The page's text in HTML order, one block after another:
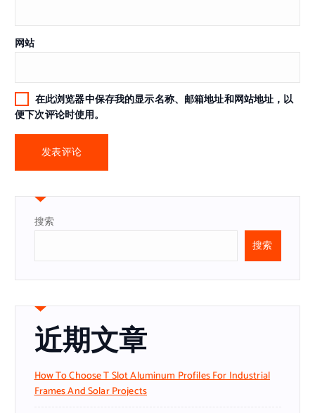
网站
在此浏览器中保存我的显示名称、邮箱地址和网站地址，以
便下次评论时使用。
搜索
搜索
近期文章
How To Choose T Slot Aluminum Profiles For Industrial
Frames And Solar Projects